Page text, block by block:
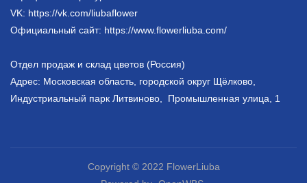
VK: https://vk.com/liubaflower
Официальный сайт: https://www.flowerliuba.com/
Отдел продаж и склад цветов (Россия)
Адрес: Московская область, городской округ Щёлково,
Индустриальный парк Литвиново, Промышленная улица, 1
Copyright © 2022 FlowerLiuba